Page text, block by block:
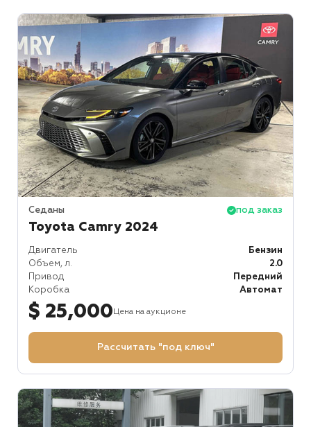
Седаны под заказ
Toyota Camry 2024
Двигатель
Бензин
Объем, л.
2.0
Привод
Передний
Коробка
Автомат
$ 25,000 Цена на аукционе
Рассчитать "под ключ"